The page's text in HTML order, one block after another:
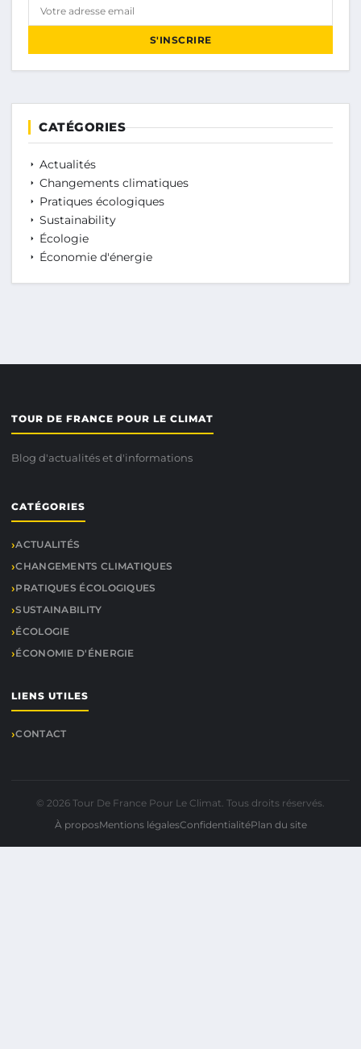
Votre adresse email
S'INSCRIRE
CATÉGORIES
Actualités
Changements climatiques
Pratiques écologiques
Sustainability
Écologie
Économie d'énergie
TOUR DE FRANCE POUR LE CLIMAT
Blog d'actualités et d'informations
CATÉGORIES
ACTUALITÉS
CHANGEMENTS CLIMATIQUES
PRATIQUES ÉCOLOGIQUES
SUSTAINABILITY
ÉCOLOGIE
ÉCONOMIE D'ÉNERGIE
LIENS UTILES
CONTACT
© 2026 Tour De France Pour Le Climat. Tous droits réservés.
À proposMentions légalesConfidentialitéPlan du site